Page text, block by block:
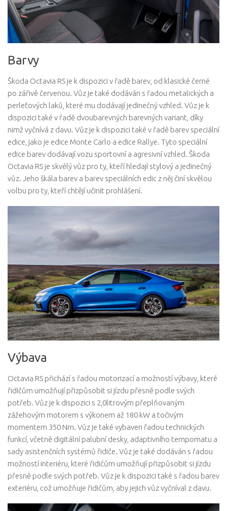
Barvy
Škoda Octavia RS je k dispozici v řadě barev, od klasické černé
po zářivě červenou. Vůz je také dodáván s řadou metalických a
perleťových laků, které mu dodávají jedinečný vzhled. Vůz je k
dispozici také v řadě dvoubarevných barevných variant, díky
nimž vyčnívá z davu. Vůz je k dispozici také v řadě barev speciální
edice, jako je edice Monte Carlo a edice Rallye. Tyto speciální
edice barev dodávají vozu sportovní a agresivní vzhled. Škoda
Octavia RS je skvělý vůz pro ty, kteří hledají stylový a jedinečný
vůz. Jeho škála barev a barev speciálních edic z něj činí skvělou
volbu pro ty, kteří chtějí učinit prohlášení.
Výbava
Octavia RS přichází s řadou motorizací a možností výbavy, které
řidičům umožňují přizpůsobit si jízdu přesně podle svých
potřeb. Vůz je k dispozici s 2,0litrovým přeplňovaným
zážehovým motorem s výkonem až 180 kW a točivým
momentem 350 Nm. Vůz je také vybaven řadou technických
funkcí, včetně digitální palubní desky, adaptivního tempomatu a
sady asistenčních systémů řidiče. Vůz je také dodáván s řadou
možností interiéru, které řidičům umožňují přizpůsobit si jízdu
přesně podle svých potřeb. Vůz je k dispozici také s řadou barev
exteriéru, což umožňuje řidičům, aby jejich vůz vyčníval z davu.